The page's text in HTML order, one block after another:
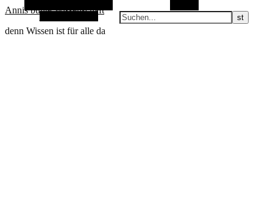
Annis bunte Wissenschaft
denn Wissen ist für alle da
Zufallsauswahl